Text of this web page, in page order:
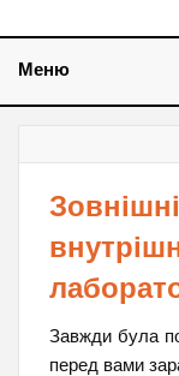
Меню
Завжди була
перед вами